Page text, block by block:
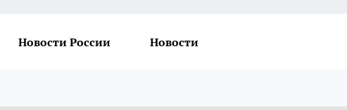
Новости России Новости